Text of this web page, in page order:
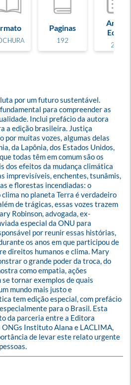
Paginas
192
Ano de
Edição
2021
por um futuro sustentável.
para compreender as
Inclui prefácio da autora
a edição brasileira. Justiça
por muitas vozes, algumas delas
da Lapônia, dos Estados Unidos,
todas têm em comum são os
dos efeitos da mudança climática
imprevisíveis, enchentes, tsunâmis,
e florestas incendiadas: o
no planeta Terra é verdadeiro
de trágicas, essas vozes trazem
Robinson, advogada, ex-
especial da ONU para
por reunir essas histórias,
os anos em que participou de
direitos humanos e clima. Mary
o grande poder da troca, do
como empatia, ações
tornar exemplos de quais
mundo mais justo e
tem edição especial, com prefácio
para o Brasil. Esta
da parceria entre a Editora
Instituto Alana e LACLIMA,
de levar este relato urgente